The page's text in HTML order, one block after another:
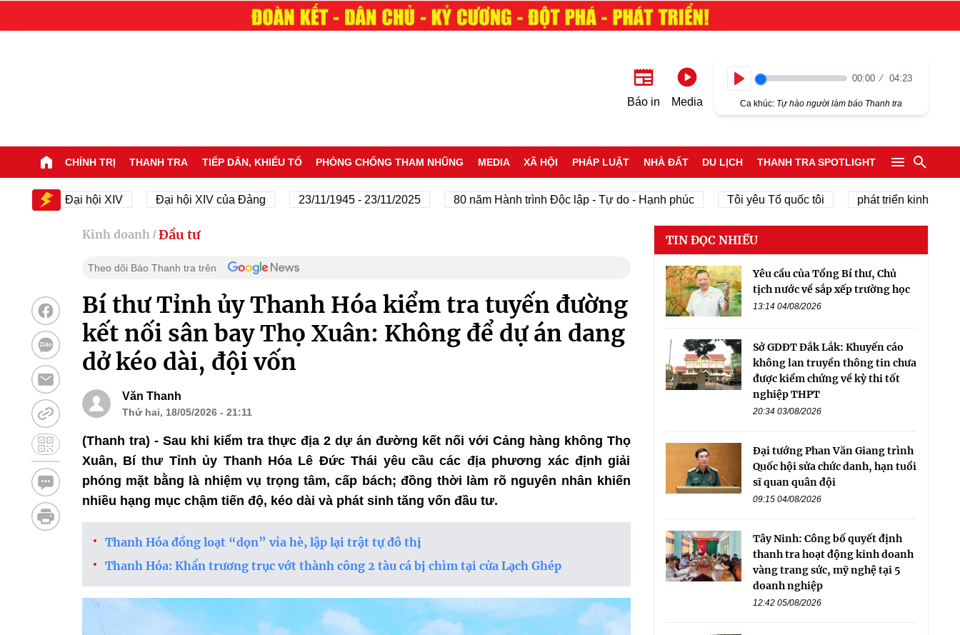
Báo in Media
00:00 04:23
Ca khúc: Tự hào người làm báo Thanh tra
CHÍNH TRỊ THANH TRA TIẾP DÂN, KHIẾU TỐ PHÒNG CHỐNG THAM NHŨNG MEDIA XÃ HỘI PHÁP LUẬT NHÀ ĐẤT DU LỊCH THANH TRA SPOTLIGHT
Đại hội XIV Đại hội XIV của Đảng 23/11/1945 - 23/11/2025 80 năm Hành trình Độc lập - Tự do - Hạnh phúc Tôi yêu Tổ quốc tôi phát triển kinh tế tư nhân
Kinh doanh / Đầu tư
Theo dõi Báo Thanh tra trên
Bí thư Tỉnh ủy Thanh Hóa kiểm tra tuyến đường
kết nối sân bay Thọ Xuân: Không để dự án dang
dở kéo dài, đội vốn
Văn Thanh
Thứ hai, 18/05/2026 - 21:11
(Thanh tra) - Sau khi kiểm tra thực địa 2 dự án đường kết nối với Cảng hàng không Thọ
Xuân, Bí thư Tỉnh ủy Thanh Hóa Lê Đức Thái yêu cầu các địa phương xác định giải
phóng mặt bằng là nhiệm vụ trọng tâm, cấp bách; đồng thời làm rõ nguyên nhân khiến
nhiều hạng mục chậm tiến độ, kéo dài và phát sinh tăng vốn đầu tư.
Thanh Hóa đồng loạt “dọn” vỉa hè, lập lại trật tự đô thị
Thanh Hóa: Khẩn trương trục vớt thành công 2 tàu cá bị chìm tại cửa Lạch Ghép
TIN ĐỌC NHIỀU
Yêu cầu của Tổng Bí thư, Chủ
tịch nước về sắp xếp trường học
13:14 04/08/2026
Sở GDĐT Đắk Lắk: Khuyến cáo
không lan truyền thông tin chưa
được kiểm chứng về kỳ thi tốt
nghiệp THPT
20:34 03/08/2026
Đại tướng Phan Văn Giang trình
Quốc hội sửa chức danh, hạn tuổi
sĩ quan quân đội
09:15 04/08/2026
Tây Ninh: Công bố quyết định
thanh tra hoạt động kinh doanh
vàng trang sức, mỹ nghệ tại 5
doanh nghiệp
12:42 05/08/2026